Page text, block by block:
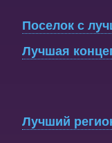
Поселок с
Лучшая
Лучший